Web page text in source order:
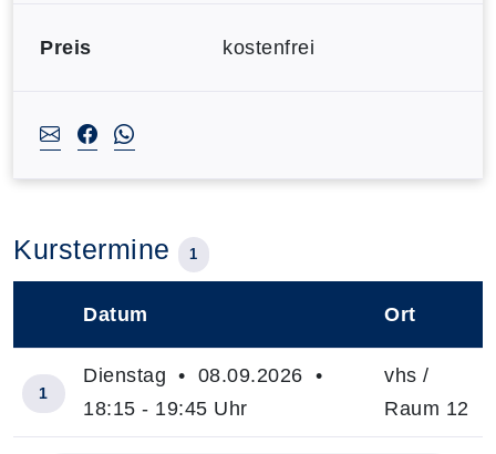
Preis kostenfrei
Kurstermine 1
Datum Ort
1
Dienstag • 08.09.2026 •
18:15 - 19:45 Uhr
vhs /
Raum 12